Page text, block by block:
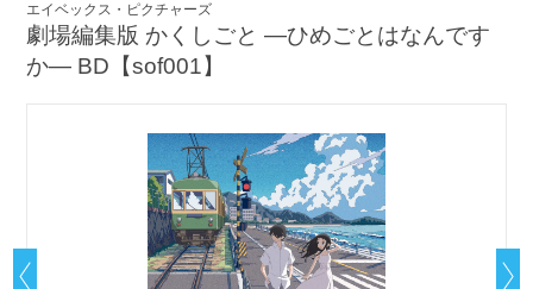
エイベックス・ピクチャーズ
劇場編集版 かくしごと ―ひめごとはなんです
か― BD【sof001】